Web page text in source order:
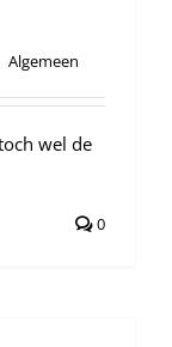
Algemeen
wel de
0